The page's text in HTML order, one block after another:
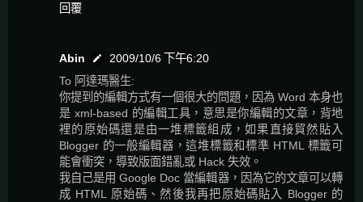
回覆
Abin
2009/10/6 下午6:20
To 阿達瑪醫生:
你提到的編輯方式有一個很大的問題，因為 Word 本身也
是 xml-based 的編輯工具，意思是你編輯的文章，背地
裡的原始碼還是由一堆標籤組成，如果直接貿然貼入
Blogger 的一般編輯器，這堆標籤和標準 HTML 標籤可
能會衝突，導致版面錯亂或 Hack 失效。
我自己是用 Google Doc 當編輯器，因為它的文章可以轉
成 HTML 原始碼、然後我再把原始碼貼入 Blogger 的